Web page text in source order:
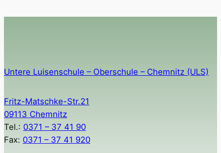
Untere Luisenschule – Oberschule – Chemnitz (ULS)
Fritz-Matschke-Str.21
09113 Chemnitz
Tel.: 0371 – 37 41 90
Fax: 0371 – 37 41 920